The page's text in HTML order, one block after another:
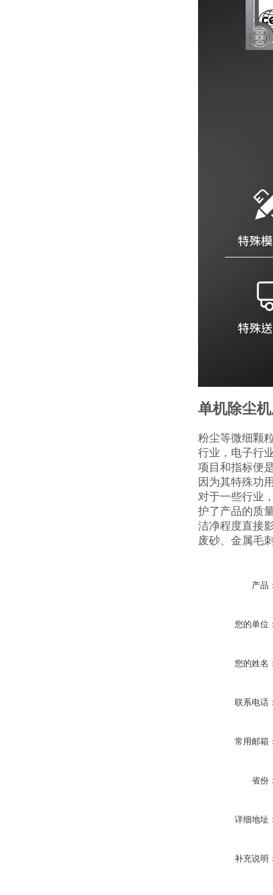
单机除尘
粉尘等微细颗
行业，电子行
项目和指标便
因为其特殊功
对于一些行业
护了产品的质
洁净程度直接
废砂、金属毛
产品
您的单位
您的姓名
联系电话
常用邮箱
省份
详细地址
补充说明